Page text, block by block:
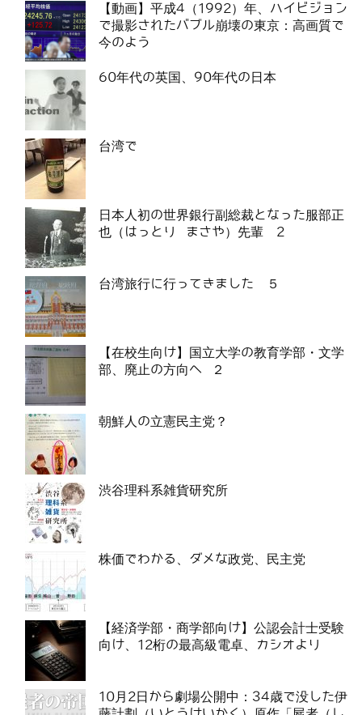
【動画】平成4（1992）年、ハイビジョン
で撮影されたバブル崩壊の東京：高画質で
今のよう
60年代の英国、90年代の日本
台湾で
日本人初の世界銀行副総裁となった服部正
也（はっとり まさや）先輩 2
台湾旅行に行ってきました ５
【在校生向け】国立大学の教育学部・文学
部、廃止の方向へ ２
朝鮮人の立憲民主党？
渋谷理科系雑貨研究所
株価でわかる、ダメな政党、民主党
【経済学部・商学部向け】公認会計士受験
向け、12桁の最高級電卓、カシオより
10月2日から劇場公開中：34歳で没した伊